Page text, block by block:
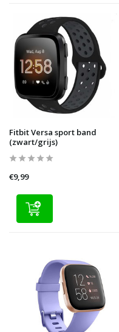
Fitbit Versa sport band
(zwart/grijs)
€9,99